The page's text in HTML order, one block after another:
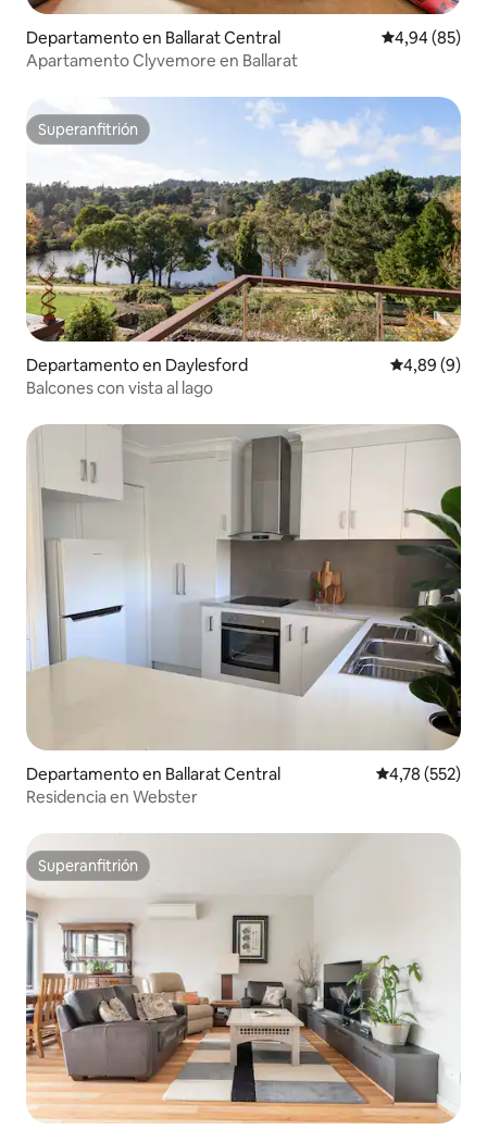
Departamento en Ballarat Central Calificación
4,94 (85)
Apartamento Clyvemore en Ballarat
Superanfitrión
Superanfitrión
Departamento en Daylesford Calificación
4,89 (9)
Balcones con vista al lago
Departamento en Ballarat Central Calificación
4,78 (552)
Residencia en Webster
Superanfitrión
Superanfitrión